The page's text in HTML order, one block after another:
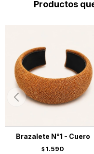
Productos
Brazalete N°1 - Cuero
$ 1.590